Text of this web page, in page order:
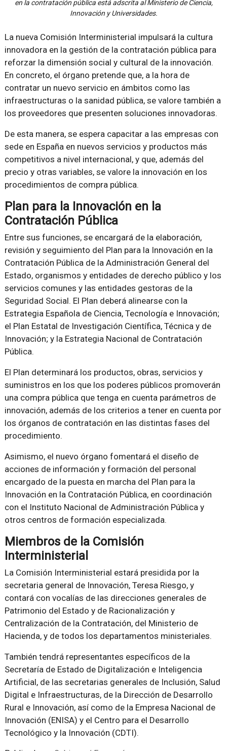
en la contratación pública está adscrita al Ministerio de Ciencia,
Innovación y Universidades.
La nueva Comisión Interministerial impulsará la cultura
innovadora en la gestión de la contratación pública para
reforzar la dimensión social y cultural de la innovación.
En concreto, el órgano pretende que, a la hora de
contratar un nuevo servicio en ámbitos como las
infraestructuras o la sanidad pública, se valore también a
los proveedores que presenten soluciones innovadoras.
De esta manera, se espera capacitar a las empresas con
sede en España en nuevos servicios y productos más
competitivos a nivel internacional, y que, además del
precio y otras variables, se valore la innovación en los
procedimientos de compra pública.
Plan para la Innovación en la
Contratación Pública
Entre sus funciones, se encargará de la elaboración,
revisión y seguimiento del Plan para la Innovación en la
Contratación Pública de la Administración General del
Estado, organismos y entidades de derecho público y los
servicios comunes y las entidades gestoras de la
Seguridad Social. El Plan deberá alinearse con la
Estrategia Española de Ciencia, Tecnología e Innovación;
el Plan Estatal de Investigación Científica, Técnica y de
Innovación; y la Estrategia Nacional de Contratación
Pública.
El Plan determinará los productos, obras, servicios y
suministros en los que los poderes públicos promoverán
una compra pública que tenga en cuenta parámetros de
innovación, además de los criterios a tener en cuenta por
los órganos de contratación en las distintas fases del
procedimiento.
Asimismo, el nuevo órgano fomentará el diseño de
acciones de información y formación del personal
encargado de la puesta en marcha del Plan para la
Innovación en la Contratación Pública, en coordinación
con el Instituto Nacional de Administración Pública y
otros centros de formación especializada.
Miembros de la Comisión
Interministerial
La Comisión Interministerial estará presidida por la
secretaria general de Innovación, Teresa Riesgo, y
contará con vocalías de las direcciones generales de
Patrimonio del Estado y de Racionalización y
Centralización de la Contratación, del Ministerio de
Hacienda, y de todos los departamentos ministeriales.
También tendrá representantes específicos de la
Secretaría de Estado de Digitalización e Inteligencia
Artificial, de las secretarias generales de Inclusión, Salud
Digital e Infraestructuras, de la Dirección de Desarrollo
Rural e Innovación, así como de la Empresa Nacional de
Innovación (ENISA) y el Centro para el Desarrollo
Tecnológico y la Innovación (CDTI).